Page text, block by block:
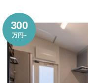
300
万円~